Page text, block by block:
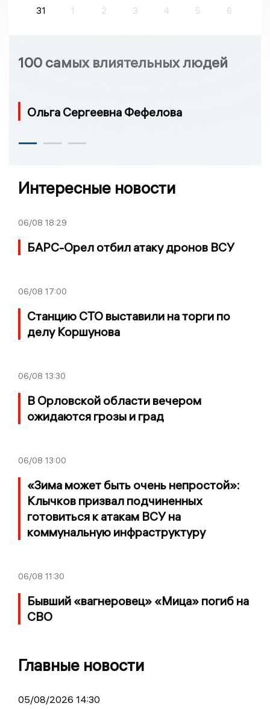
31
1 2 3 4 5 6
100 самых влиятельных людей
Ольга Сергеевна Фефелова
Интересные новости
06/08 18:29
БАРС-Орел отбил атаку дронов ВСУ
06/08 17:00
Станцию СТО выставили на торги по
делу Коршунова
06/08 13:30
В Орловской области вечером
ожидаются грозы и град
06/08 13:00
«Зима может быть очень непростой»:
Клычков призвал подчиненных
готовиться к атакам ВСУ на
коммунальную инфраструктуру
06/08 11:30
Бывший «вагнеровец» «Мица» погиб на
СВО
Главные новости
05/08/2026 14:30